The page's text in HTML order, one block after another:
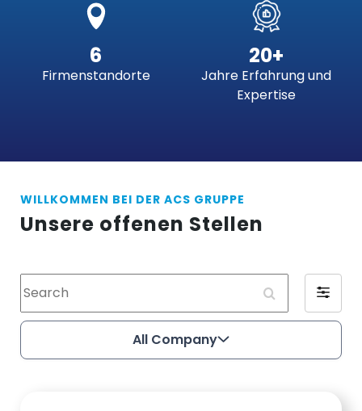
6
Firmenstandorte
20+
Jahre Erfahrung und
Expertise
WILLKOMMEN BEI DER ACS GRUPPE
Unsere offenen Stellen
Filter
by
All
All Company